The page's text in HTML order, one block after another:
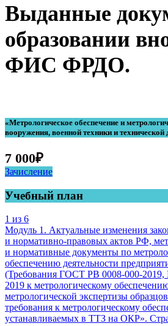
Выданные
образовании
ФИС ФРДО.
«Метрологическое обеспечение и
вооружения, военной техники и
7 000₽
Зачисление
Учебный план
1 из 6
Модуль 1. Актуальные изменения
и нормативно-правовых актов РФ,
и нормативные документы по
обеспечению деятельности
(Требования ГОСТ РВ 0008-000-
2019 к метрологическому
метрологической экспертизы
требования к метрологическому
устанавливаемых в ТТЗ на ОКР».